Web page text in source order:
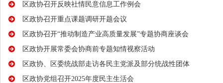
区政协召开反映社情民意信息工作例会
区政协召开重点课题调研开题会议
区政协召开“推动制造产业高质量发展”专题协商座谈会
区政协开展常委会协商前专题知情视察活动
区政协、区委统战部走访各民主党派及部分统战性团体
区政协党组召开2025年度民主生活会